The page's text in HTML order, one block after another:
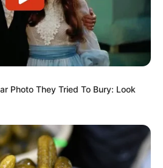
Photo They Tried To Bury: Look